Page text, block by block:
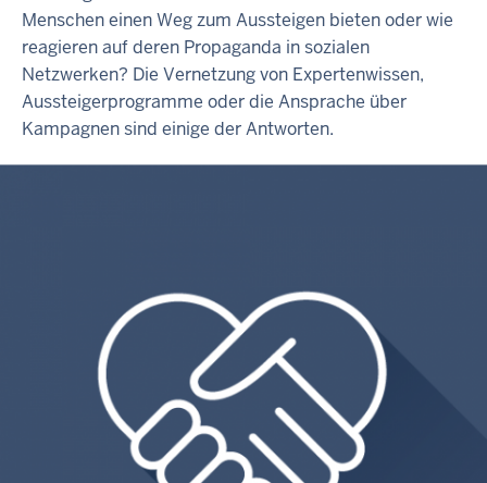
Menschen einen Weg zum Aussteigen bieten oder wie
reagieren auf deren Propaganda in sozialen
Netzwerken? Die Vernetzung von Expertenwissen,
Aussteigerprogramme oder die Ansprache über
Kampagnen sind einige der Antworten.